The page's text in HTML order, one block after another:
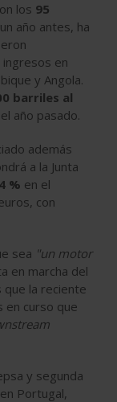
los 95
año antes, ha
en
y Angola.
barriles al
año pasado.
además
a la Junta
4 % en el
con
sea "un motor
en marcha del
que la reciente
en curso que
y segunda
Portugal,